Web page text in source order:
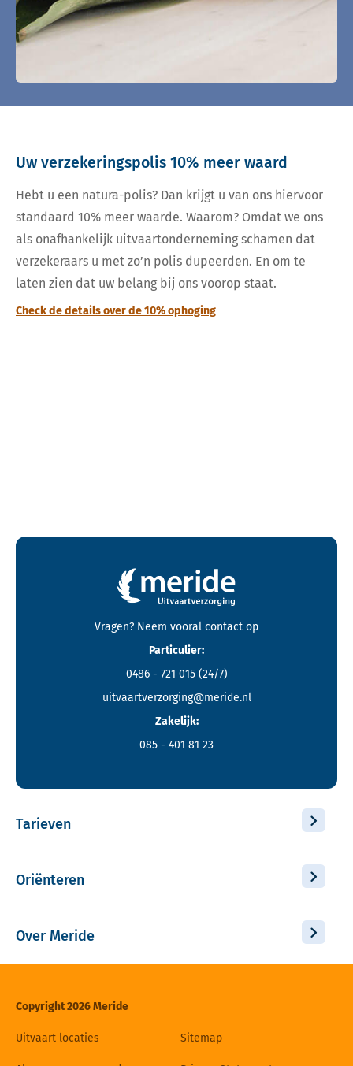
Uw verzekeringspolis 10% meer waard
Hebt u een natura-polis? Dan krijgt u van ons hiervoor
standaard 10% meer waarde. Waarom? Omdat we ons
als onafhankelijk uitvaartonderneming schamen dat
verzekeraars u met zo’n polis dupeerden. En om te
laten zien dat uw belang bij ons voorop staat.
Check de details over de 10% ophoging
Contactgegevens en footer menu van Meride
Vragen? Neem vooral contact op
Particulier:
0486 - 721 015 (24/7)
uitvaartverzorging@meride.nl
Zakelijk:
085 - 401 81 23
Tarieven
Oriënteren
Over Meride
Copyright 2026 Meride
Uitvaart locaties Sitemap